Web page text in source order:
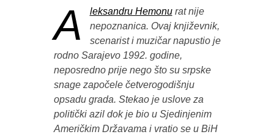
A leksandru Hemonu rat nije
nepoznanica. Ovaj književnik,
scenarist i muzičar napustio je
rodno Sarajevo 1992. godine,
neposredno prije nego što su srpske
snage započele četverogodišnju
opsadu grada. Stekao je uslove za
politički azil dok je bio u Sjedinjenim
Američkim Državama i vratio se u BiH